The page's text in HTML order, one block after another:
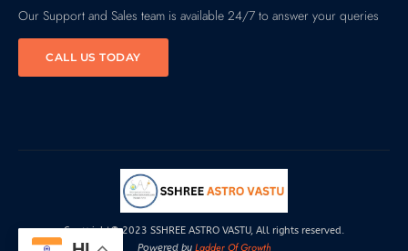
Our Support and Sales team is available 24/7 to answer your queries
CALL US TODAY
Copyright© 2023 SSHREE ASTRO VASTU, All rights reserved.
Powered by Ladder Of Growth